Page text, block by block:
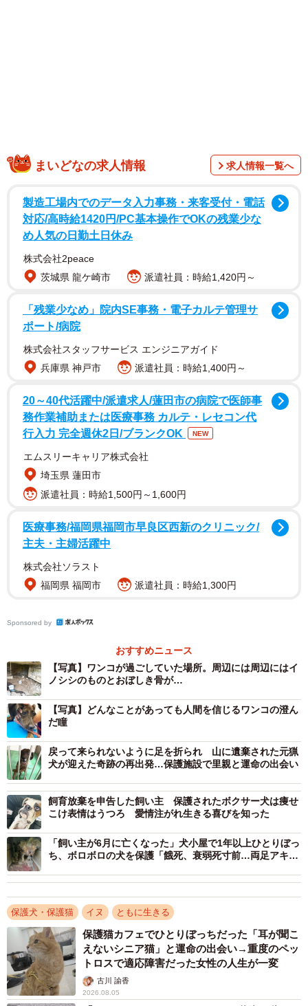
残された小さな命に寄り添う心優しい人でしたが、現実的
にはこの生活を長く続けられるわけではありませんでし
に相談しました。しかし、そこで返ってきたのはあまりに
事務的な言葉でした。
事務的にたらい回しにされやっと辿り着いた保護
それは「動物保護管理所に相談してください」というも
の。中年男性はその通りに動物保護管理所に相談を持ちか
しかし、動物保護管理所の職員は次に「保健所に連絡して
ください」と言います。
さらに保健所の職員は「引き取ることはできません。動物
保護団体を探してください」とも。
残された小さな命を思う中年男性の相談は、このように事
われても、そう容易く探し出すことができませんでした。
試行錯誤を繰り返しながらやっと見つけることができたの
が、宮崎県の保護団体、咲桃虎（さくもんと）でした。
何故かワンコの居場所にはイノシシの骨らしきも
のが…
中年男性の切実な、そして心優しい想いを受けた団体では
迷うことなくワンコを引き取ることにしました。
さっそく団体メンバーはワンコがひとりぼっちで残されて
いる民家へ。そこで目にしたのは、これもまた想像を絶す
るものでした。
民家の外部に繋がれていたワンコは錆びた鎖が首輪につな
げられ、そして周辺にはイノシシのものとおぼしき骨が散
乱しています。いったいどういうことなのでしょうか。
まいどなの求人情報 求人情報一覧へ
製造工場内でのデータ入力事務・来客受付・電話
対応/高時給1420円/PC基本操作でOKの残業少な
め人気の日勤土日休み
株式会社2peace
茨城県 龍ケ崎市
派遣社員：時給1,420円～
「残業少なめ」院内SE事務・電子カルテ管理サ
ポート/病院
株式会社スタッフサービス エンジニアガイド
兵庫県 神戸市
派遣社員：時給1,400円～
20～40代活躍中/派遣求人/蓮田市の病院で医師事
務作業補助または医療事務 カルテ・レセコン代
行入力 完全週休2日/ブランクOK
NEW
エムスリーキャリア株式会社
埼玉県 蓮田市
派遣社員：時給1,500円～1,600円
医療事務/福岡県福岡市早良区西新のクリニック/
主夫・主婦活躍中
株式会社ソラスト
福岡県 福岡市
派遣社員：時給1,300円
Sponsored by
おすすめニュース
【写真】ワンコが過ごしていた場所。周辺には周辺にはイ
ノシシのものとおぼしき骨が…
【写真】どんなことがあっても人間を信じるワンコの澄ん
だ瞳
戻って来られないように足を折られ 山に遺棄された元猟
犬が迎えた奇跡の再出発…保護施設で里親と運命の出会い
飼育放棄を申告した飼い主 保護されたボクサー犬は痩せ
こけ表情はうつろ 愛情注がれ生きる喜びを知った
「飼い主が6月に亡くなった」犬小屋で1年以上ひとりぼっ
ち、ボロボロの犬を保護「餓死、衰弱死寸前…両足アキレ
保護犬・保護猫 イヌ ともに生きる
保護猫カフェでひとりぼっちだった「耳が聞こ
えないシニア猫」と運命の出会い→重度のペッ
トロスで適応障害だった女性の人生が一変
古川 諭香
2026.08.05